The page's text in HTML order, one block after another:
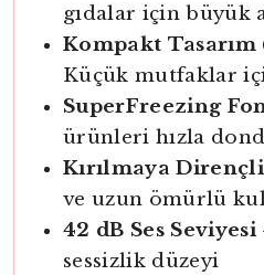
gıdalar için büyük
Kompakt
Küçük mutfaklar
SuperFreezing
ürünleri hızla
Kırılmaya
ve uzun ömürlü
42 dB Ses Seviyesi
sessizlik düzeyi